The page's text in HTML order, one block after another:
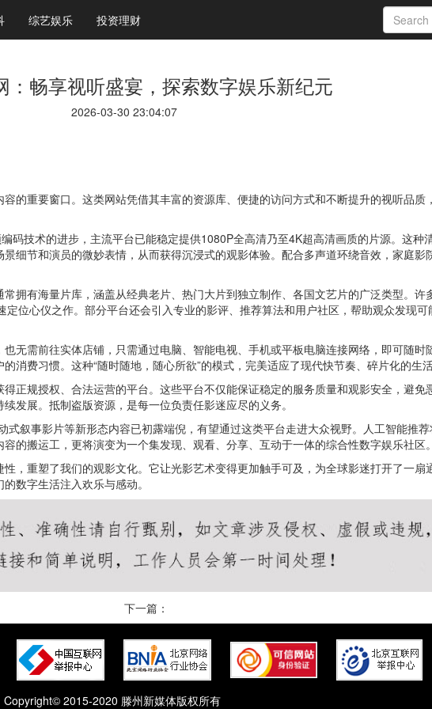
综艺娱乐 投资理财
：畅享视听盛宴，探索数字娱乐新纪元
2026-03-30 23:04:07
的重要窗口。这类网站凭借其丰富的资源库、便捷的访问方式和不断提升的视听品质
码技术的进步，主流平台已能稳定提供1080P全高清乃至4K超高清画质的片源。这种
细节和演员的微妙表情，从而获得沉浸式的观影体验。配合多声道环绕音效，家庭影
拥有海量片库，涵盖从经典老片、热门大片到独立制作、各国文艺片的广泛类型。许
位心仪之作。部分平台还会引入专业的影评、推荐算法和用户社区，帮助观众发现
无需前往实体店铺，只需通过电脑、智能电视、手机或平板电脑连接网络，即可随时
费习惯。这种“随时随地，随心所欲”的模式，完美适应了现代快节奏、碎片化的生活
正规授权、合法运营的平台。这些平台不仅能保证稳定的服务质量和观影安全，避免
发展。抵制盗版资源，是每一位负责任影迷应尽的义务。
叙事影片等新形态内容已初露端倪，有望通过这类平台走进大众视野。人工智能推
的搬运工，更将演变为一个集发现、观看、分享、互动于一体的综合性数字娱乐社区。
，重塑了我们的观影文化。它让光影艺术变得更加触手可及，为全球影迷打开了一扇
数字生活注入欢乐与感动。
下一篇：
Copyright© 2015-2020 滕州新媒体版权所有